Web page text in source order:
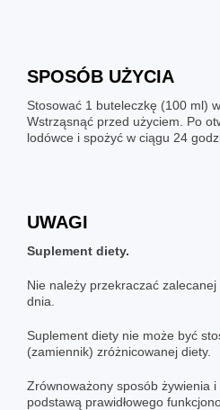
SPOSÓB UŻYCIA
Stosować 1 buteleczkę (100 ml)
Wstrząsnąć przed użyciem. Po
lodówce i spożyć w ciągu 24
UWAGI
Suplement diety.
Nie należy przekraczać
dnia.
Suplement diety nie może być
(zamiennik) zróżnicowanej diety.
Zrównoważony sposób żywienia
podstawą prawidłowego